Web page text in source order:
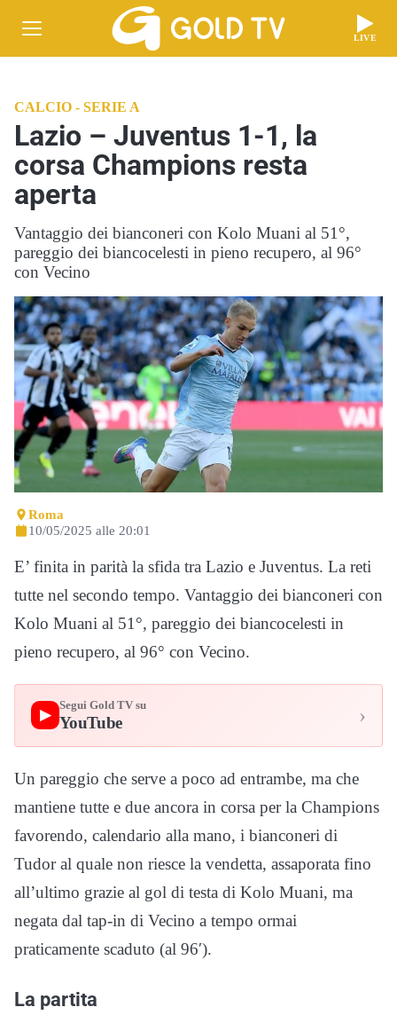
LIVE
CALCIO - SERIE A
Lazio – Juventus 1-1, la
corsa Champions resta
aperta
Vantaggio dei bianconeri con Kolo Muani al 51°,
pareggio dei biancocelesti in pieno recupero, al 96°
con Vecino
Roma
10/05/2025 alle 20:01
E’ finita in parità la sfida tra Lazio e Juventus. La reti
tutte nel secondo tempo. Vantaggio dei bianconeri con
Kolo Muani al 51°, pareggio dei biancocelesti in
pieno recupero, al 96° con Vecino.
▶
Segui Gold TV su
YouTube ›
Un pareggio che serve a poco ad entrambe, ma che
mantiene tutte e due ancora in corsa per la Champions
favorendo, calendario alla mano, i bianconeri di
Tudor al quale non riesce la vendetta, assaporata fino
all’ultimo grazie al gol di testa di Kolo Muani, ma
negata dal tap-in di Vecino a tempo ormai
praticamente scaduto (al 96′).
La partita